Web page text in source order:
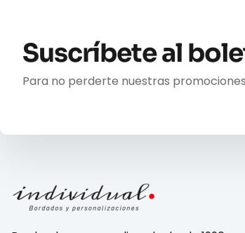
Suscríbete al
Para no perderte nuestras